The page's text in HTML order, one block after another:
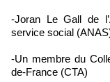
-Joran Le Gall de
service social
-Un membre du
de-France (CTA)